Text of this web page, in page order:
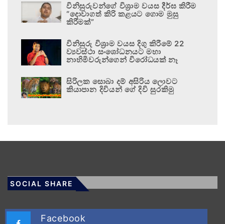
විනිසුරුවන්ගේ විශ්‍රාම වයස දීර්ඝ කිරීම
“දොවාගත් කිරි කළයට ගොම මුසු
කිරීමක්”
විනිසුරු විශ්‍රාම වයස දිගු කිරීමේ 22
ව්‍යවස්ථා සංශෝධනයට මහා
නාහිමිවරුන්ගෙන් විරෝධයක් නෑ
සිරිලක සොබා දම් අසිරිය ලොවට
කියාපාන දිවියන් ගේ දිවි සුරකිමු
SOCIAL SHARE
Facebook